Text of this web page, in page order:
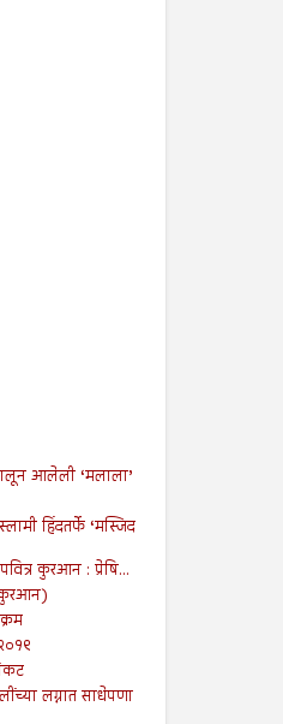
चोरी : : प्रेषितवाणी (हदीस)
आलेली ‘मलाला’
हिंदतर्फे ‘मस्जिद
कुरआन : प्रेषि...
कुरआन)
लग्नात साधेपणा